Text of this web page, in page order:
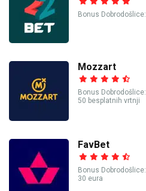
Bonus Dobrodošlice:
Mozzart
Bonus Dobrodošlice:
50 besplatnih vrtnji
FavBet
Bonus Dobrodošlice:
30 eura